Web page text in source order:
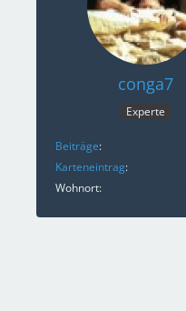
conga7
Experte
Beiträge
Karteneintrag
Wohnort